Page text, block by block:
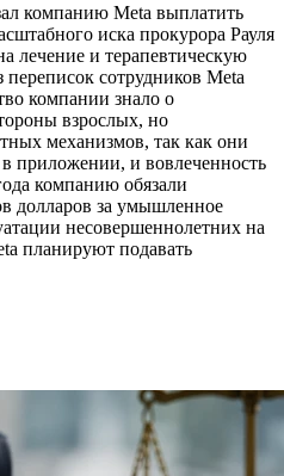
компанию Meta выплатить
иска прокурора Рауля
лечение и терапевтическую
сотрудников Meta
компании знало о
взрослых, но
механизмов, так как они
приложении, и вовлеченность
компанию обязали
долларов за умышленное
несовершеннолетних на
планируют подавать